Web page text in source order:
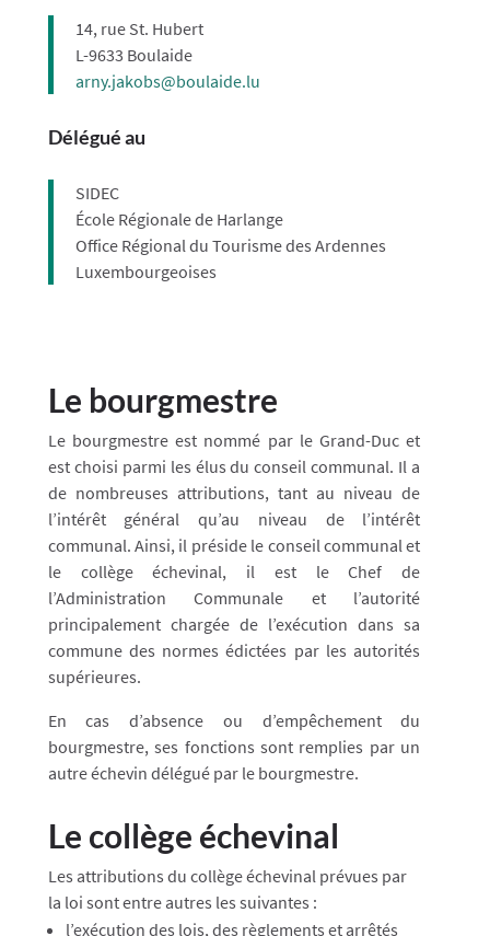
14, rue St. Hubert
L-9633 Boulaide
arny.jakobs@boulaide.lu
Délégué au
SIDEC
École Régionale de Harlange
Office Régional du Tourisme des Ardennes
Luxembourgeoises
Le bourgmestre
Le bourgmestre est nommé par le Grand-Duc et
est choisi parmi les élus du conseil communal. Il a
de nombreuses attributions, tant au niveau de
l’intérêt général qu’au niveau de l’intérêt
communal. Ainsi, il préside le conseil communal et
le collège échevinal, il est le Chef de
l’Administration Communale et l’autorité
principalement chargée de l’exécution dans sa
commune des normes édictées par les autorités
supérieures.
En cas d’absence ou d’empêchement du
bourgmestre, ses fonctions sont remplies par un
autre échevin délégué par le bourgmestre. ​
Le collège échevinal
Les attributions du collège échevinal prévues par
la loi sont entre autres les suivantes :
l’exécution des lois, des règlements et arrêtés